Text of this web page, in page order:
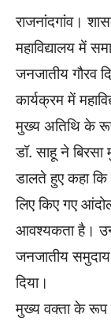
राजनांदगांव।
महाविद्यालय में
जनजातीय गौरव
कार्यक्रम में
मुख्य अतिथि के
डॉ. साहू ने बिरसा
डालते हुए कहा
लिए किए गए
आवश्यकता है।
जनजातीय समुदाय
दिया।
मुख्य वक्ता के रूप में